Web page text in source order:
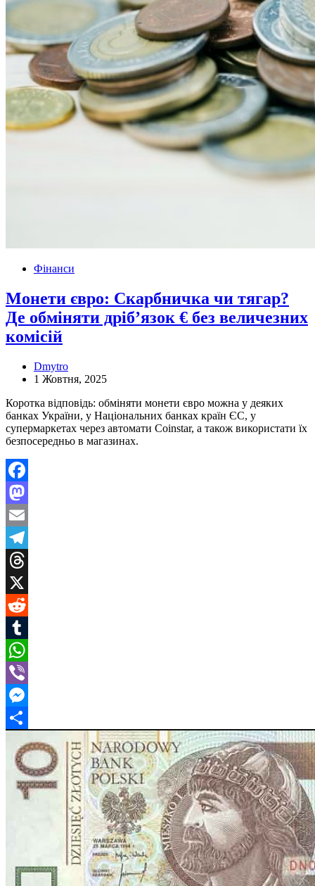
Фінанси
Монети євро: Скарбничка чи тягар?
Де обміняти дріб’язок € без величезних
комісій
Dmytro
1 Жовтня, 2025
Коротка відповідь: обміняти монети євро можна у деяких
банках України, у Національних банках країн ЄС, у
супермаркетах через автомати Coinstar, а також використати їх
безпосередньо в магазинах.
Facebook
Mastodon
Email
Telegram
Threads
X
Reddit
Tumblr
WhatsApp
Viber
Messenger
Поділитися